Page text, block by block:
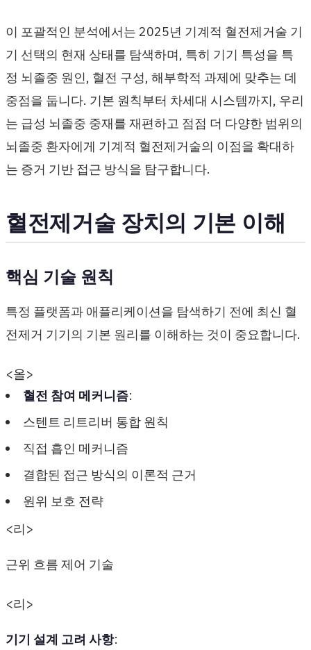
이 포괄적인 분석에서는 2025년 기계적 혈전제거술 기
기 선택의 현재 상태를 탐색하며, 특히 기기 특성을 특
정 뇌졸중 원인, 혈전 구성, 해부학적 과제에 맞추는 데
중점을 둡니다. 기본 원칙부터 차세대 시스템까지, 우리
는 급성 뇌졸중 중재를 재편하고 점점 더 다양한 범위의
뇌졸중 환자에게 기계적 혈전제거술의 이점을 확대하
는 증거 기반 접근 방식을 탐구합니다.
혈전제거술 장치의 기본 이해
핵심 기술 원칙
특정 플랫폼과 애플리케이션을 탐색하기 전에 최신 혈
전제거 기기의 기본 원리를 이해하는 것이 중요합니다.
<올>
혈전 참여 메커니즘:
스텐트 리트리버 통합 원칙
직접 흡인 메커니즘
결합된 접근 방식의 이론적 근거
원위 보호 전략
<리>
근위 흐름 제어 기술
<리>
기기 설계 고려 사항: